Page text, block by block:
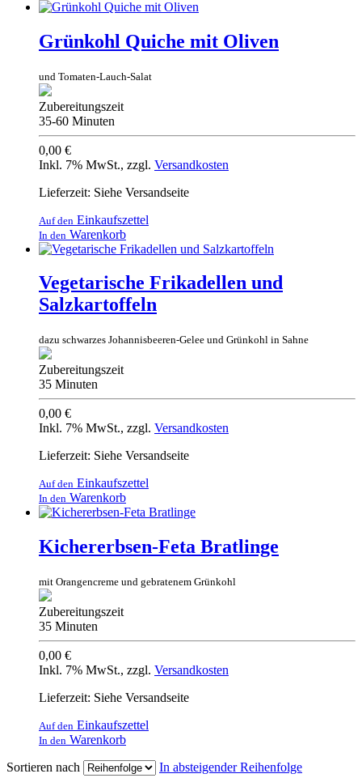
Grünkohl Quiche mit Oliven
und Tomaten-Lauch-Salat
Zubereitungszeit
35-60 Minuten
0,00 €
Inkl. 7% MwSt., zzgl. Versandkosten
Lieferzeit: Siehe Versandseite
Auf den Einkaufszettel
In den Warenkorb
Vegetarische Frikadellen und
Salzkartoffeln
dazu schwarzes Johannisbeeren-Gelee und Grünkohl in Sahne
Zubereitungszeit
35 Minuten
0,00 €
Inkl. 7% MwSt., zzgl. Versandkosten
Lieferzeit: Siehe Versandseite
Auf den Einkaufszettel
In den Warenkorb
Kichererbsen-Feta Bratlinge
mit Orangencreme und gebratenem Grünkohl
Zubereitungszeit
35 Minuten
0,00 €
Inkl. 7% MwSt., zzgl. Versandkosten
Lieferzeit: Siehe Versandseite
Auf den Einkaufszettel
In den Warenkorb
Sortieren nach
In absteigender Reihenfolge